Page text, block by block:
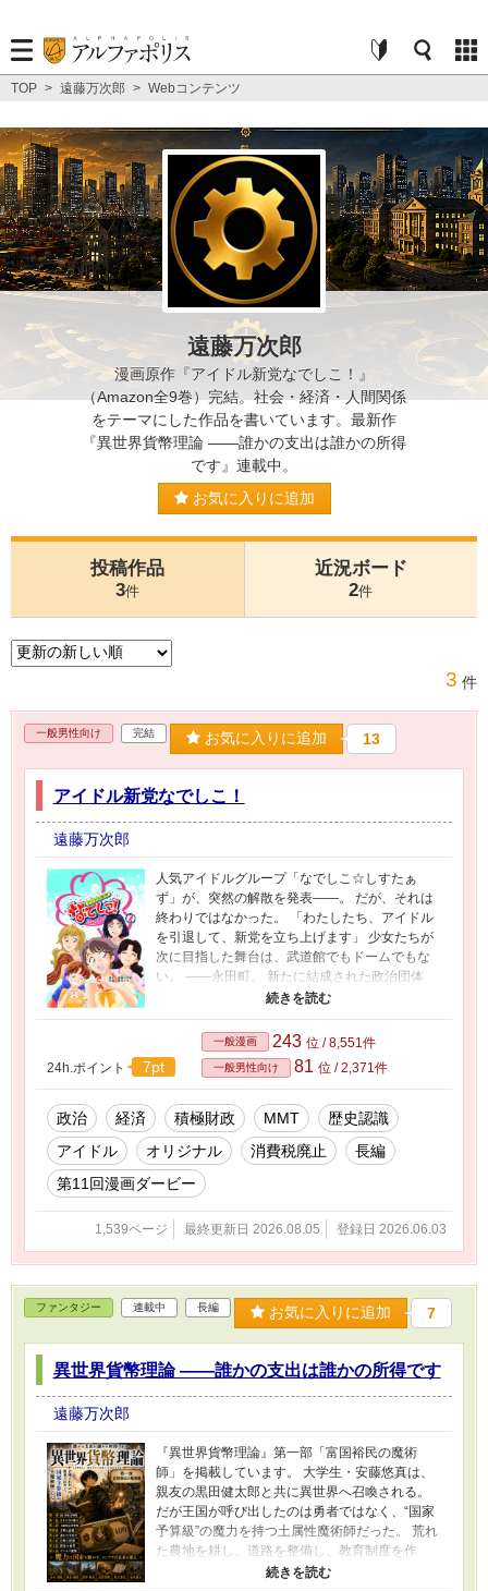
TOP > 遠藤万次郎 > Webコンテンツ
遠藤万次郎
漫画原作『アイドル新党なでしこ！』
（Amazon全9巻）完結。社会・経済・人間関係
をテーマにした作品を書いています。最新作
『異世界貨幣理論 ——誰かの支出は誰かの所得
です』連載中。
お気に入りに追加
投稿作品
3件
近況ボード
2件
3 件
一般男性向け 完結 お気に入りに追加 13
アイドル新党なでしこ！
遠藤万次郎
人気アイドルグループ「なでしこ☆しすたぁ
ず」が、突然の解散を発表――。 だが、それは
終わりではなかった。 「わたしたち、アイドル
を引退して、新党を立ち上げます」 少女たちが
次に目指した舞台は、武道館でもドームでもな
い。 ――永田町。 新たに結成された政治団体
「新党なでしこ」。 彼女たちは記者会見で、日
本のGDPを世界一にしてみせます！」 消費税廃
止。 大規模財政出動。 積極雇用政策。 そして彼
女たちは、テレビ討論や選挙戦を通じて、既存
政治へ真正面から挑んでいく。 「消費税は天下
の悪税」 「誰かの赤字は誰かの黒字」 「誰かの
支出は誰かの所得」 難解と思われていた経済論
は、やがて若者たちの熱狂へ変わっていく。 こ
れは、“アイドル”だった少女たちが、日本初の女
性総理大臣を生み出すまでの物語。 後に総理と
なった彼女が残した言葉―― 「もはや日本は、
敗戦国ではない」 その一言が流行語となる時代
を描く、経済・政治・青春エンターテインメン
ト。
24h.ポイント 7pt
一般漫画 243 位 / 8,551件
一般男性向け 81 位 / 2,371件
政治 経済 積極財政 MMT
歴史認識
アイドル
オリジナル 消費税廃止
長編
第11回漫画ダービー
1,539ページ 最終更新日 2026.08.05 登録日 2026.06.03
ファンタジー 連載中 長編 お気に入りに追加 7
異世界貨幣理論 ——誰かの支出は誰かの所得です
遠藤万次郎
『異世界貨幣理論』第一部「富国裕民の魔術
師」を掲載しています。 大学生・安藤悠真は、
親友の黒田健太郎と共に異世界へ召喚される。
だが王国が呼び出したのは勇者ではなく、“国家
予算級”の魔力を持つ土属性魔術師だった。 荒れ
た農地を耕し、道路を整備し、教育制度を作
り、紙幣を発行する。 剣と魔法の世界で始まる